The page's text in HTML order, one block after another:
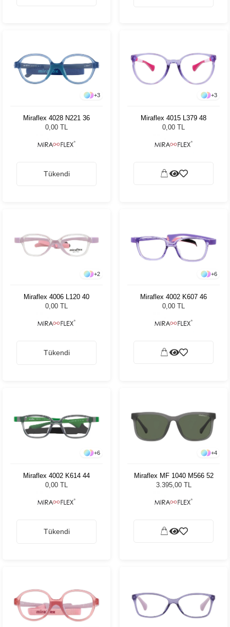
+3
Miraflex 4028 N221 36
0,00 TL
Tükendi
+3
Miraflex 4015 L379 48
0,00 TL
+2
Miraflex 4006 L120 40
0,00 TL
Tükendi
+6
Miraflex 4002 K607 46
0,00 TL
+6
Miraflex 4002 K614 44
0,00 TL
Tükendi
+4
Miraflex MF 1040 M566 52
3.395,00 TL